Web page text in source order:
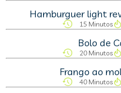
Hamburguer light
15 Minutos
Bolo de
20 Minutos
Frango ao
40 Minutos